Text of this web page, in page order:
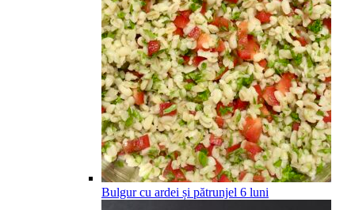
Bulgur cu ardei și pătrunjel 6 luni